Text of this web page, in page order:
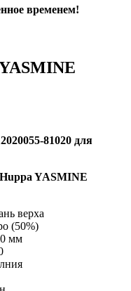
временем!
81020 для
YASMINE
верха
(50%)
мм